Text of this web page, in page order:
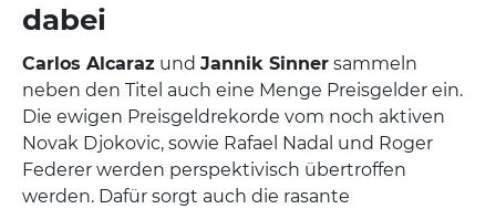
dabei
Carlos Alcaraz und Jannik Sinner sammeln
neben den Titel auch eine Menge Preisgelder ein.
Die ewigen Preisgeldrekorde vom noch aktiven
Novak Djokovic, sowie Rafael Nadal und Roger
Federer werden perspektivisch übertroffen
werden. Dafür sorgt auch die rasante